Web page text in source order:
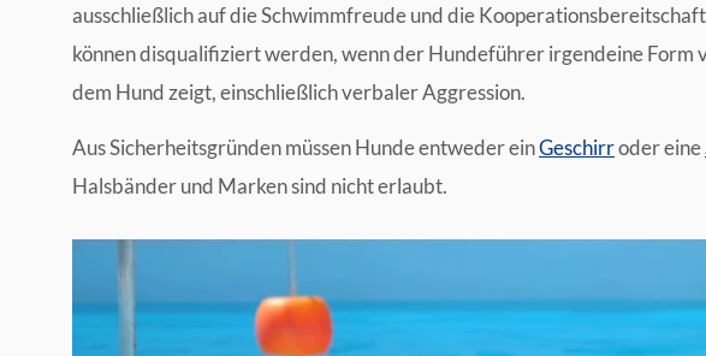
ausschließlich auf die Schwimmfreude und die
können disqualifiziert werden, wenn der Hundeführer irgendeine Form
dem Hund zeigt, einschließlich verbaler Aggression.
Aus Sicherheitsgründen müssen Hunde entweder einGeschirroder eine
Halsbänder und Marken sind nicht erlaubt.